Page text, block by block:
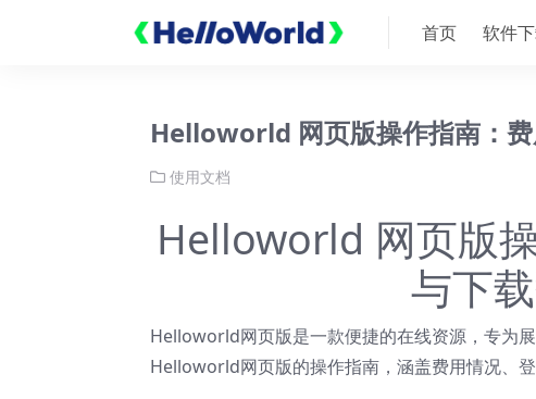
首页 软件
Helloworld 网页版操作指南：
使用文档
Helloworld 网页版
与下
Helloworld网页版是一款便捷的在线资源，专为
Helloworld网页版的操作指南，涵盖费用情况、登